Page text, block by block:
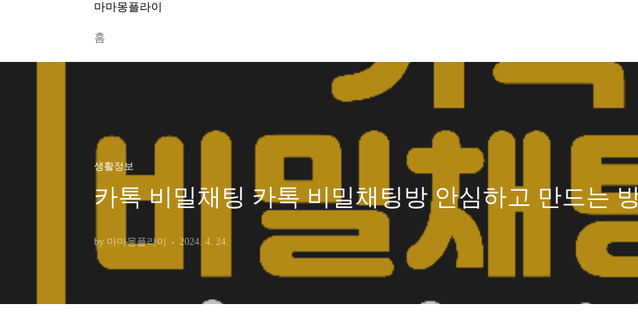
마마몽플라이
홈
생활정보
카톡 비밀채팅 카톡 비밀채팅방 안심하고 만드는
by 마마몽플라이 2024. 4. 24.